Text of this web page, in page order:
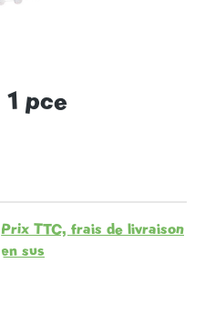
pce
Prix TTC, frais de livraison
en sus